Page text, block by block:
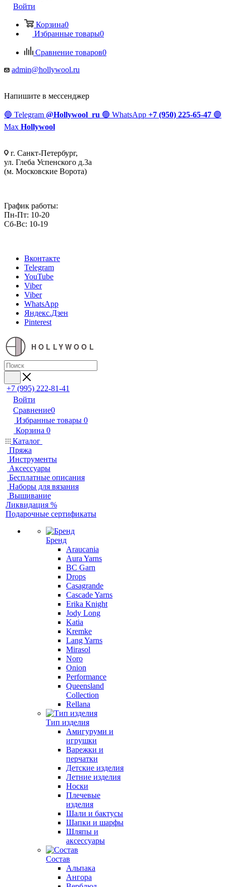
Войти
Корзина0
Избранные товары0
Сравнение товаров0
admin@hollywool.ru
Напишите в мессенджер
🔵 Telegram @Hollywool_ru 🟢 WhatsApp +7 (950) 225-65-47 🟣
Max Hollywool
г. Санкт-Петербург,
ул. Глеба Успенского д.3а
(м. Московские Ворота)
График работы:
Пн-Пт: 10-20
Сб-Вс: 10-19
Вконтакте
Telegram
YouTube
Viber
Viber
WhatsApp
Яндекс.Дзен
Pinterest
HOLLYWOOL
+7 (995) 222-81-41
Войти
Сравнение0
Избранные товары 0
Корзина 0
Каталог
Пряжа
Инструменты
Аксессуары
Бесплатные описания
Наборы для вязания
Вышивание
Ликвидация %
Подарочные сертификаты
Бренд
Araucania
Aura Yarns
BC Garn
Drops
Casagrande
Cascade Yarns
Erika Knight
Jody Long
Katia
Kremke
Lang Yarns
Mirasol
Noro
Onion
Performance
Queensland
Collection
Rellana
Тип изделия
Амигуруми и
игрушки
Варежки и
перчатки
Детские изделия
Летние изделия
Носки
Плечевые
изделия
Шали и бактусы
Шапки и шарфы
Шляпы и
аксессуары
Состав
Альпака
Ангора